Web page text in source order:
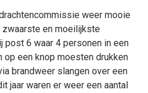
weer mooie
zwaarste en moeilijkste
post 6 waar 4 personen in een
op een knop moesten drukken
brandweer slangen over een
jaar waren er weer een aantal